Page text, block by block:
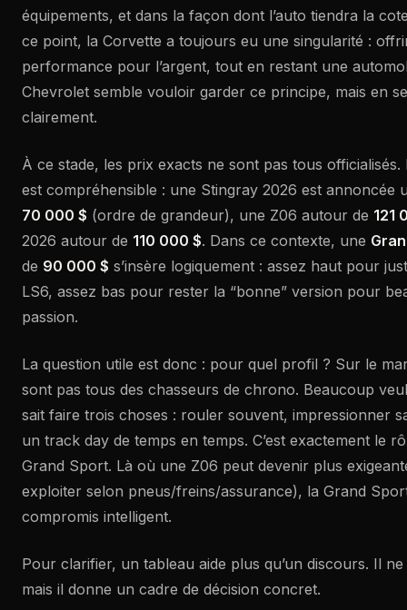
équipements, et dans la façon dont l’auto tiendra la
ce point, la Corvette a toujours eu une singularité :
performance pour l’argent, tout en restant une
Chevrolet semble vouloir garder ce principe, mais en
clairement.
À ce stade, les prix exacts ne sont pas tous officialisés.
est compréhensible : une Stingray 2026 est annoncée
70 000 $ (ordre de grandeur), une Z06 autour de 121
2026 autour de 110 000 $. Dans ce contexte, une
de 90 000 $ s’insère logiquement : assez haut pour
LS6, assez bas pour rester la “bonne” version pour
passion.
La question utile est donc : pour quel profil ? Sur le
sont pas tous des chasseurs de chrono. Beaucoup
sait faire trois choses : rouler souvent, impressionner
un track day de temps en temps. C’est exactement le
Grand Sport. Là où une Z06 peut devenir plus
exploiter selon pneus/freins/assurance), la Grand
compromis intelligent.
Pour clarifier, un tableau aide plus qu’un discours. Il ne
mais il donne un cadre de décision concret.